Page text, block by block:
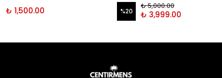
₺ 1,500.00 %20
₺ 5,000.00
₺ 3,999.00